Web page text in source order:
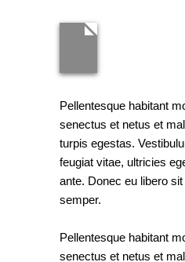
Pellentesque habitant
senectus et netus et
turpis egestas.
feugiat vitae, ultricies
ante. Donec eu libero
semper.
Pellentesque habitant
senectus et netus et